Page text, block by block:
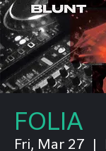
FOLIA
Fri, Mar 27